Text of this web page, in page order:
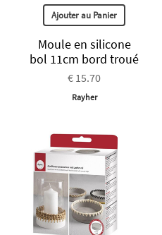
Ajouter au Panier
Moule en silicone
bol 11cm bord troué
€ 15.70
Rayher